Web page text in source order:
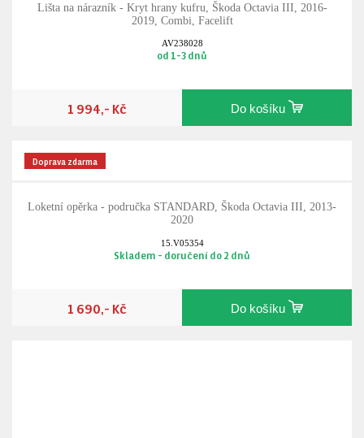
Lišta na nárazník - Kryt hrany kufru, Škoda Octavia III, 2016-
2019, Combi, Facelift
AV238028
od 1-3 dnů
1 994,- Kč Do košíku
Doprava zdarma
Loketní opěrka - područka STANDARD, Škoda Octavia III, 2013-
2020
15.V05354
Skladem - doručení do 2 dnů
1 690,- Kč Do košíku